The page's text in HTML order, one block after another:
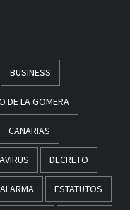
BUSINESS
DE LA GOMERA
CANARIAS
DECRETO
ESTATUTOS